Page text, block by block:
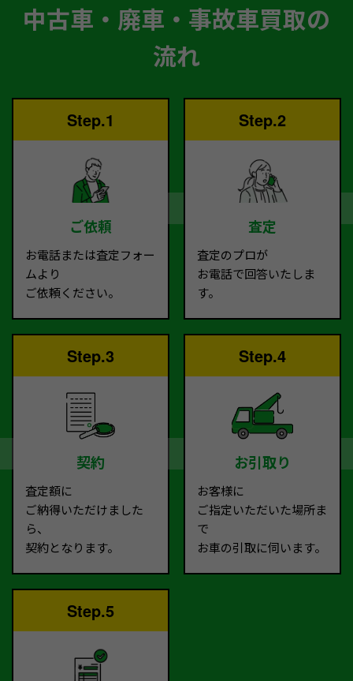
中古車・廃車・事故車買取の
流れ
Step.1
ご依頼
お電話または査定フォー
ムより
ご依頼ください。
Step.2
査定
査定のプロが
お電話で回答いたしま
す。
Step.3
契約
査定額に
ご納得いただけました
ら、
契約となります。
Step.4
お引取り
お客様に
ご指定いただいた場所ま
で
お車の引取に伺います。
Step.5